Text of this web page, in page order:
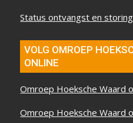
Status ontvangst en
VOLG OMROEP
ONLINE
Omroep Hoeksche Waard
Omroep Hoeksche Waard